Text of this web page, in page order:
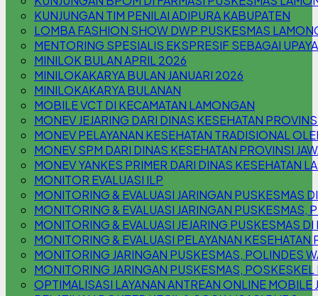
KUNJUNGAN TIM PENILAI ADIPURA KABUPATEN
LOMBA FASHION SHOW DWP PUSKESMAS
MENTORING SPESIALIS EKSPRESIF SEBAGAI
MINILOK BULAN APRIL 2026
MINILOKAKARYA BULAN JANUARI 2026
MINILOKAKARYA BULANAN
MOBILE VCT DI KECAMATAN LAMONGAN
MONEV JEJARING DARI DINAS KESEHATAN
MONEV PELAYANAN KESEHATAN TRADISIONAL
MONEV SPM DARI DINAS KESEHATAN PROVINSI
MONEV YANKES PRIMER DARI DINAS KESEHATAN
MONITOR EVALUASI ILP
MONITORING & EVALUASI JARINGAN PUSKESMAS
MONITORING & EVALUASI JARINGAN PUSKESMAS,
MONITORING & EVALUASI JEJARING PUSKESMAS
MONITORING & EVALUASI PELAYANAN KESEHATAN
MONITORING JARINGAN PUSKESMAS, POLINDES
MONITORING JARINGAN PUSKESMAS,
OPTIMALISASI LAYANAN ANTREAN ONLINE MOBILE